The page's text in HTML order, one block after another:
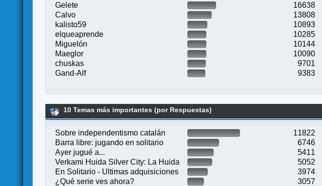
Gelete
16638
Calvo
13808
kalisto59
10893
elqueaprende
10285
Miguelón
10144
Maeglor
10090
chuskas
9701
Gand-Alf
9383
10 Temas más importantes (por Respuestas)
Sobre independentismo catalán
11822
Barra libre: jugando en solitario
6746
Ayer jugué a...
5411
Verkami Huida Silver City: La Huida
5052
En Solitario - Ultimas adquisiciones
3974
¿Qué serie ves ahora?
3057